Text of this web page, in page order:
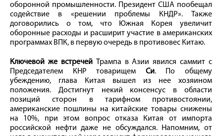
оборонной промышленности. Президент США пообещал
содействие в «решении проблемы КНДР». Также
договорились о том, что Южная Корея увеличит
оборонные расходы и расширит участие в американских
программах ВПК, в первую очередь в противовес Китаю.
Ключевой же встречейТрампа в Азии явился саммит с
Председателем КНР товарищем Си. По общему
убеждению, глава Китая вышел из нее хозяином
положения. Достигнут некий консенсус в области
позиций сторон в тарифном противостоянии,
американские пошлины на китайские товары снижены
на 10%, при этом вопрос отказа Китая от импорта
российской нефти даже не обсуждался. Напомним, от